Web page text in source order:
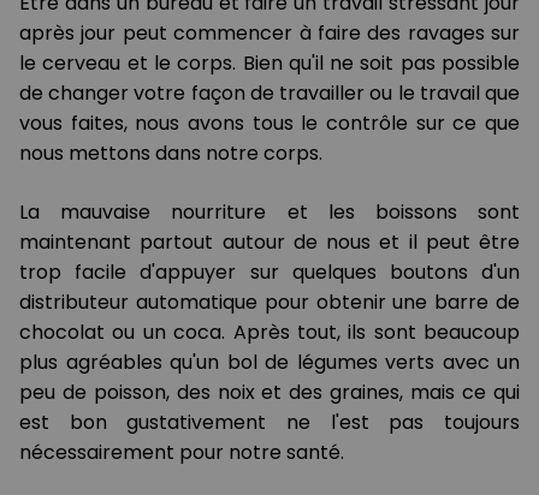
après jour peut commencer à faire des ravages sur
le cerveau et le corps. Bien qu'il ne soit pas possible
de changer votre façon de travailler ou le travail que
vous faites, nous avons tous le contrôle sur ce que
nous mettons dans notre corps.
La mauvaise nourriture et les boissons sont
maintenant partout autour de nous et il peut être
trop facile d'appuyer sur quelques boutons d'un
distributeur automatique pour obtenir une barre de
chocolat ou un coca. Après tout, ils sont beaucoup
plus agréables qu'un bol de légumes verts avec un
peu de poisson, des noix et des graines, mais ce qui
est bon gustativement ne l'est pas toujours
nécessairement pour notre santé.